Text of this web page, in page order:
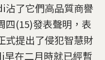
沾了它們高品質商譽
四(15)發表聲明，表
式提出了侵犯智慧財
在二月時就已經暫